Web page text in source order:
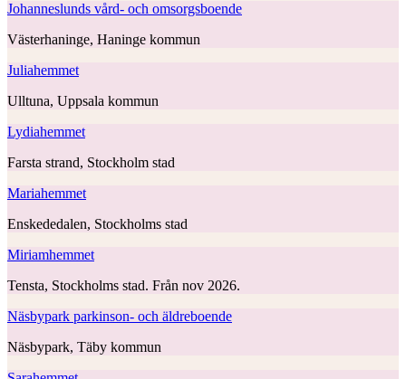
Johanneslunds vård- och omsorgsboende
Västerhaninge, Haninge kommun
Juliahemmet
Ulltuna, Uppsala kommun
Lydiahemmet
Farsta strand, Stockholm stad
Mariahemmet
Enskededalen, Stockholms stad
Miriamhemmet
Tensta, Stockholms stad. Från nov 2026.
Näsbypark parkinson- och äldreboende
Näsbypark, Täby kommun